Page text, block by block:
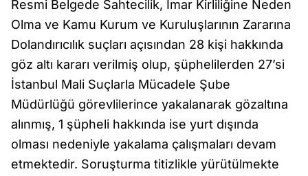
Resmi Belgede Sahtecilik, İmar Kirliliğine Neden
Olma ve Kamu Kurum ve Kuruluşlarının Zararına
Dolandırıcılık suçları açısından 28 kişi hakkında
göz altı kararı verilmiş olup, şüphelilerden 27’si
İstanbul Mali Suçlarla Mücadele Şube
Müdürlüğü görevlilerince yakalanarak gözaltına
alınmış, 1 şüpheli hakkında ise yurt dışında
olması nedeniyle yakalama çalışmaları devam
etmektedir. Soruşturma titizlikle yürütülmekte